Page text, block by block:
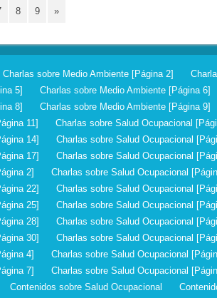
8 9 »
Charlas sobre Medio Ambiente [Página 2]
5]
Charlas sobre Medio Ambiente [Página 6]
8]
Charlas sobre Medio Ambiente [Página 9]
11]
Charlas sobre Salud Ocupacional
14]
Charlas sobre Salud Ocupacional
17]
Charlas sobre Salud Ocupacional
2]
Charlas sobre Salud Ocupacional
22]
Charlas sobre Salud Ocupacional
25]
Charlas sobre Salud Ocupacional
28]
Charlas sobre Salud Ocupacional
30]
Charlas sobre Salud Ocupacional
4]
Charlas sobre Salud Ocupacional
7]
Charlas sobre Salud Ocupacional
Contenidos sobre Salud Ocupacional